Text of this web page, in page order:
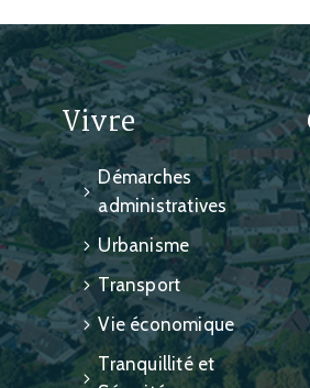
Vivre
Démarches
administratives
Urbanisme
Transport
Vie économique
Tranquillité et